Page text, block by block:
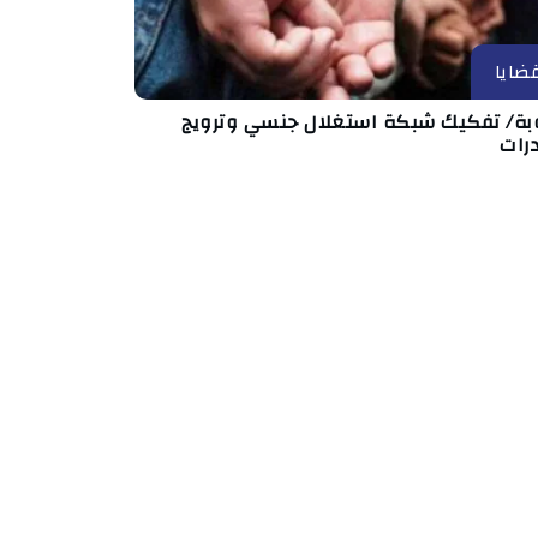
تفكيك شبكة استغلال جنسي وترويج